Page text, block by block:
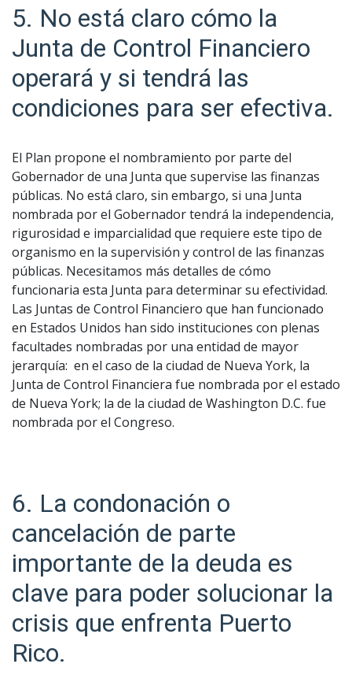
5. No está claro cómo la
Junta de Control Financiero
operará y si tendrá las
condiciones para ser efectiva.
El Plan propone el nombramiento por parte del
Gobernador de una Junta que supervise las finanzas
públicas. No está claro, sin embargo, si una Junta
nombrada por el Gobernador tendrá la independencia,
rigurosidad e imparcialidad que requiere este tipo de
organismo en la supervisión y control de las finanzas
públicas. Necesitamos más detalles de cómo
funcionaria esta Junta para determinar su efectividad.
Las Juntas de Control Financiero que han funcionado
en Estados Unidos han sido instituciones con plenas
facultades nombradas por una entidad de mayor
jerarquía: en el caso de la ciudad de Nueva York, la
Junta de Control Financiera fue nombrada por el estado
de Nueva York; la de la ciudad de Washington D.C. fue
nombrada por el Congreso.
6. La condonación o
cancelación de parte
importante de la deuda es
clave para poder solucionar la
crisis que enfrenta Puerto
Rico.